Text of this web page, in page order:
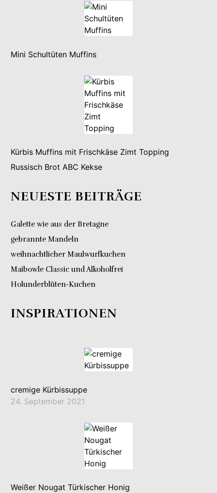
Mini Schultüten Muffins
Kürbis Muffins mit Frischkäse Zimt Topping
Russisch Brot ABC Kekse
NEUESTE BEITRÄGE
Galette wie aus der Bretagne
gebrannte Mandeln
weihnachtlicher Maulwurfkuchen
Maibowle Classic und Alkoholfrei
Holunderblüten-Kuchen
INSPIRATIONEN
cremige Kürbissuppe
24. September 2021
Weißer Nougat Türkischer Honig